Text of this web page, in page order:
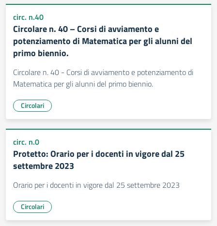
circ. n.40
Circolare n. 40 – Corsi di avviamento e
potenziamento di Matematica per gli alunni del
primo biennio.
Circolare n. 40 - Corsi di avviamento e potenziamento di
Matematica per gli alunni del primo biennio.
Circolari
circ. n.0
Protetto: Orario per i docenti in vigore dal 25
settembre 2023
Orario per i docenti in vigore dal 25 settembre 2023
Circolari